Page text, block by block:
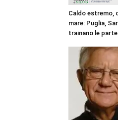
Caldo estremo,
mare: Puglia,
trainano le